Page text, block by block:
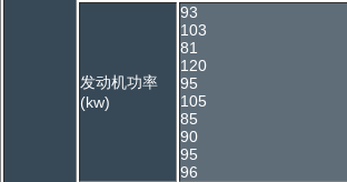
发动机功率
(kw)
93
103
81
120
95
105
85
90
95
96